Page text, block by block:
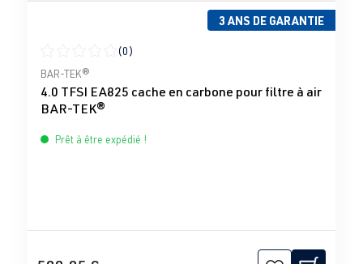
3 ANS DE GARANTIE
Note moyenne de 0 sur 5 étoiles
(0)
BAR-TEK®
4.0 TFSI EA825 cache en carbone pour filtre à air
BAR-TEK®
Prêt à être expédié !